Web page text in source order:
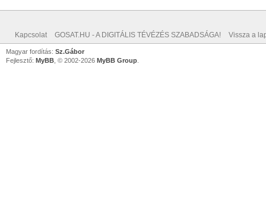
Kapcsolat GOSAT.HU - A DIGITÁLIS TÉVÉZÉS SZABADSÁGA! Vissza a
Magyar fordítás: Sz.Gábor
Fejlesztő: MyBB , © 2002-2026 MyBB Group